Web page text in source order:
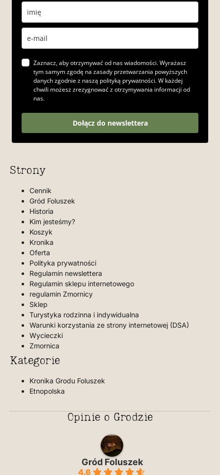
Zaznacz, aby otrzymywać od nas wiadomości. Wyrażasz
tym samym zgodę na zasady przetwarzania powyższych
danych zgodnie z naszą polityką prywatności. W każdej
chwili możesz zrezygnować z otrzymywania informacji od
nas.
Dołącz do newslettera
Strony
Cennik
Gród Foluszek
Historia
Kim jesteśmy?
Koszyk
Kronika
Oferta
Polityka prywatności
Regulamin newslettera
Regulamin sklepu internetowego
regulamin Zmornicy
Sklep
Turystyka rodzinna i indywidualna
Warunki korzystania ze strony internetowej (DSA)
Wycieczki
Zmornica
Kategorie
Kronika Grodu Foluszek
Etnopolska
Opinie o Grodzie
Gród Foluszek
4.6